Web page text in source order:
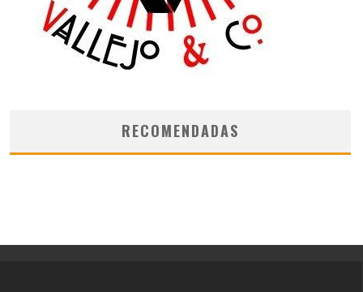
RECOMENDADAS